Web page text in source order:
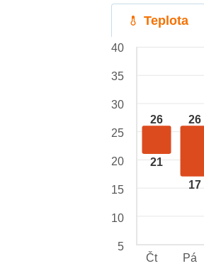
Teplota
26
21
26
17
40
35
30
25
20
15
10
5
Čt
Pá